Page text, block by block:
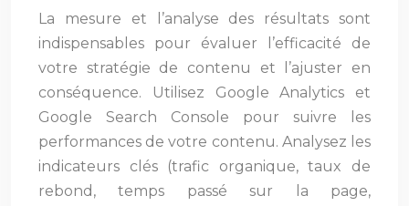
La mesure et l’analyse des résultats sont
indispensables pour évaluer l’efficacité de
votre stratégie de contenu et l’ajuster en
conséquence. Utilisez Google Analytics et
Google Search Console pour suivre les
performances de votre contenu. Analysez les
indicateurs clés (trafic organique, taux de
rebond, temps passé sur la page,